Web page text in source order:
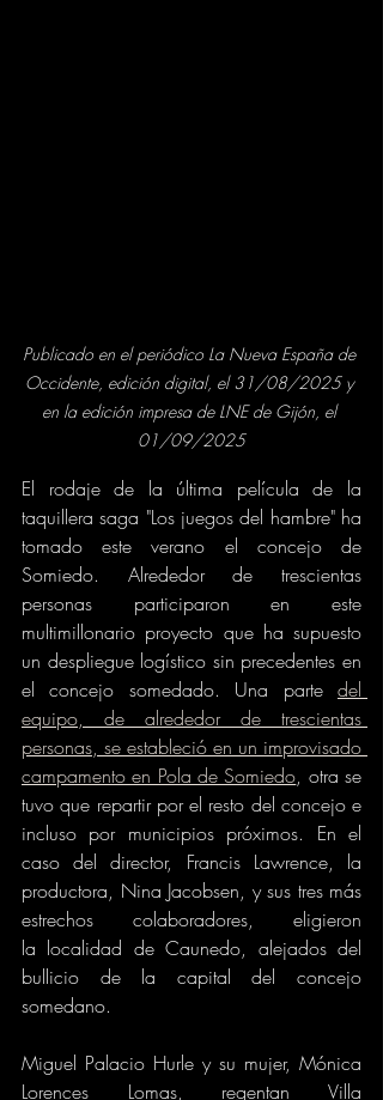
Publicado en el periódico La Nueva España de
Occidente, edición digital, el 31/08/2025 y
en la edición impresa de LNE de Gijón, el
01/09/2025
El rodaje de la última película de la
taquillera saga "Los juegos del hambre" ha
tomado este verano el concejo de
Somiedo. Alrededor de trescientas
personas participaron en este
multimillonario proyecto que ha supuesto
un despliegue logístico sin precedentes en
el concejo somedado. Una parte del
equipo, de alrededor de trescientas
personas, se estableció en un improvisado
campamento en Pola de Somiedo, otra se
tuvo que repartir por el resto del concejo e
incluso por municipios próximos. En el
caso del director, Francis Lawrence, la
productora, Nina Jacobsen, y sus tres más
estrechos colaboradores, eligieron
la localidad de Caunedo, alejados del
bullicio de la capital del concejo
somedano.
Miguel Palacio Hurle y su mujer, Mónica
Lorences Lomas, regentan Villa